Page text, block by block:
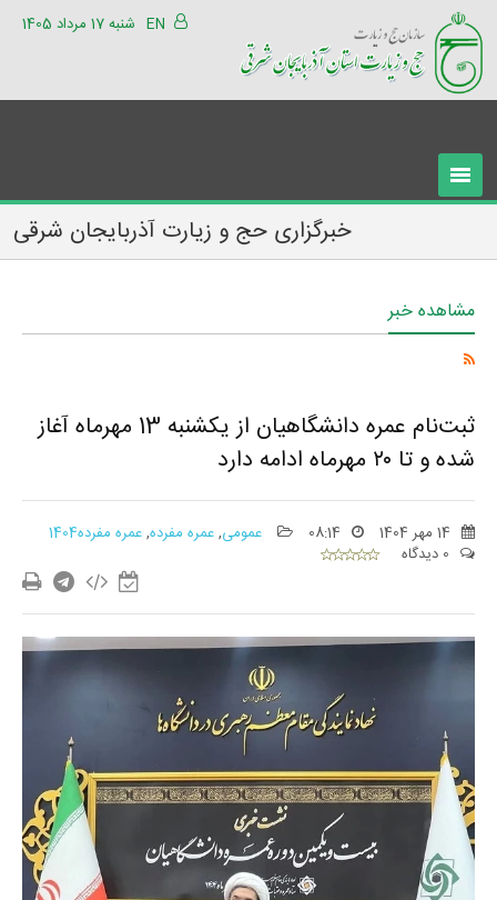
شنبه 17 مرداد 1405 EN
خبرگزاری حج و زیارت آذربایجان شرقی
مشاهده خبر
ثبت‌نام عمره دانشگاهیان از یکشنبه 13 مهرماه آغاز
شده و تا ۲۰ مهرماه ادامه دارد
14 مهر 1404 08:14 عمومی,عمره مفرده,عمره مفرده1404
0 دیدگاه